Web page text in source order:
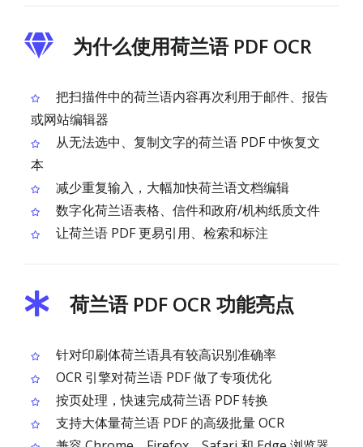
为什么使用荷兰语 PDF OCR
把扫描件中的荷兰语内容再次利用于邮件、报告
或网站编辑器
从无法选中、复制文字的荷兰语 PDF 中恢复文
本
减少重复输入，大幅加快荷兰语文档编辑
数字化荷兰语表格、信件和政府/机构纸质文件
让荷兰语 PDF 更易引用、检索和标注
荷兰语 PDF OCR 功能亮点
针对印刷体荷兰语具有较高识别准确率
OCR 引擎对荷兰语 PDF 做了专项优化
按页处理，快速完成荷兰语 PDF 转换
支持大体量荷兰语 PDF 的高级批量 OCR